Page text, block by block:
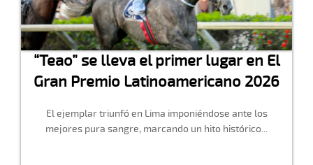
“Teao” se lleva el primer lugar en El
Gran Premio Latinoamericano 2026
El ejemplar triunfó en Lima imponiéndose ante los
mejores pura sangre, marcando un hito histórico...